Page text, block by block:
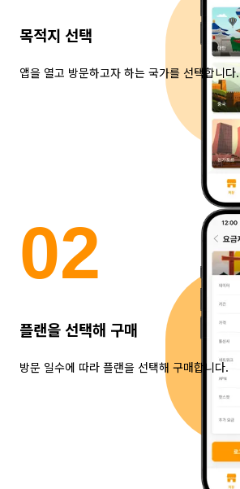
목적지 선택
앱을 열고 방문하고자 하는 국가를 선택합니다.
02
플랜을 선택해 구매
방문 일수에 따라 플랜을 선택해 구매합니다.